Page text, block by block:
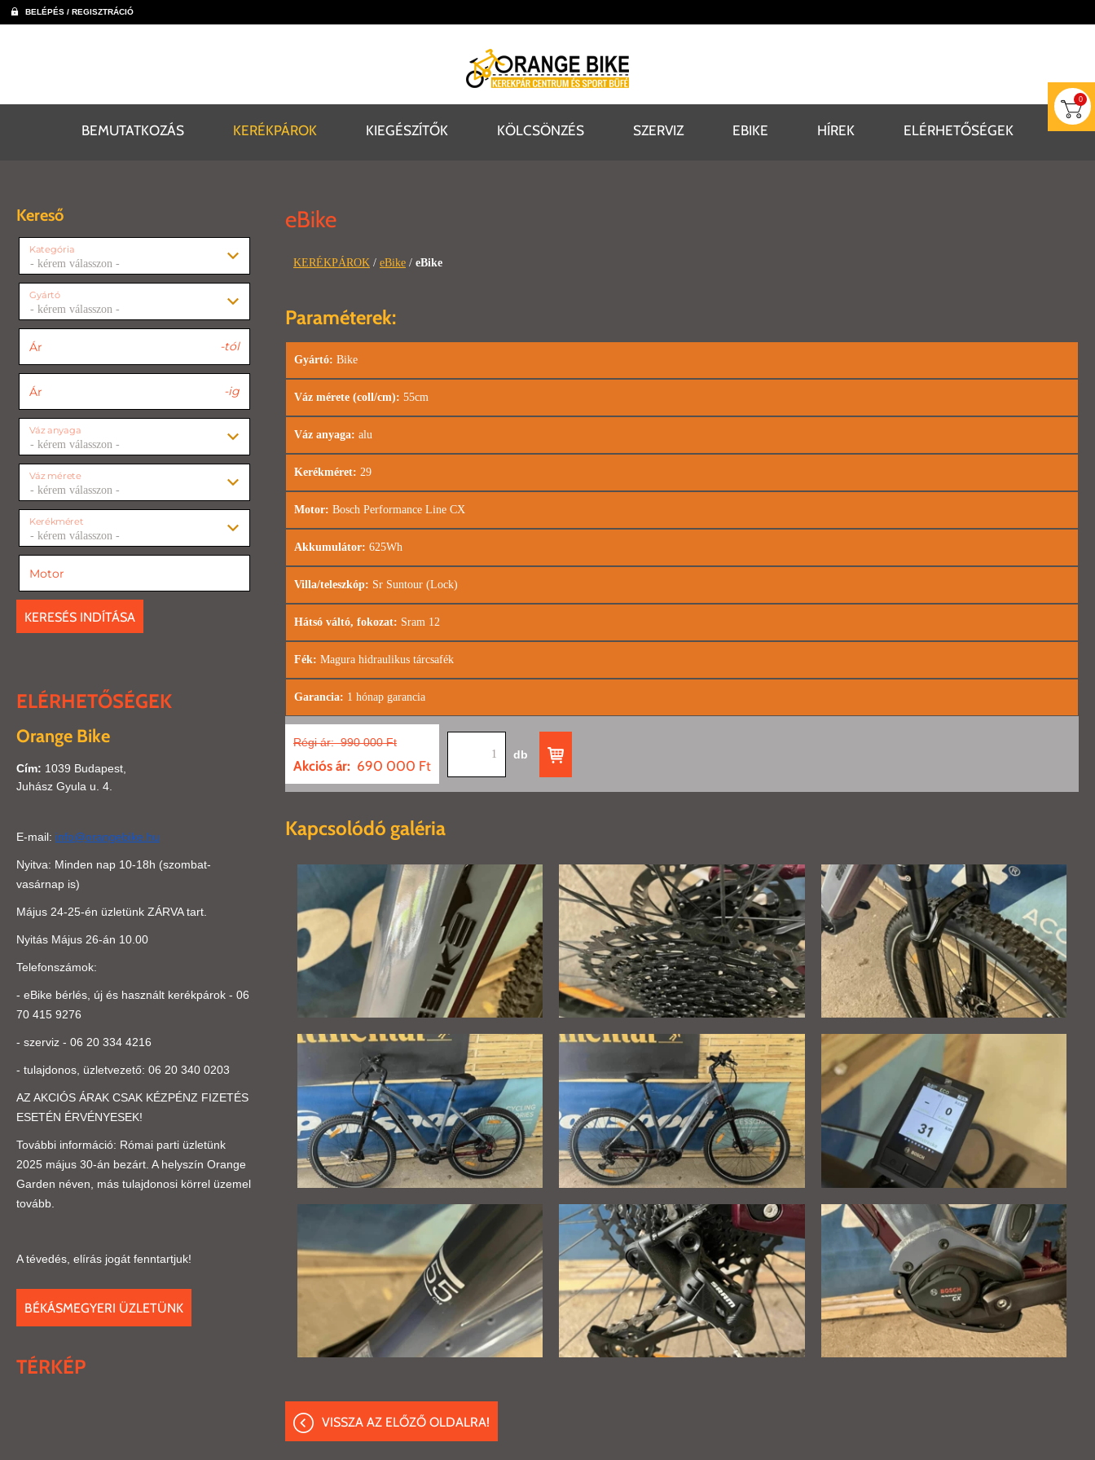
BELÉPÉS / REGISZTRÁCIÓ
0
BEMUTATKOZÁS KERÉKPÁROK KIEGÉSZÍTŐK KÖLCSÖNZÉS SZERVIZ EBIKE HÍREK ELÉRHETŐSÉGEK
Kereső
Kategória
- kérem válasszon -
Gyártó
- kérem válasszon -
Ár -tól
Ár -ig
Váz anyaga
- kérem válasszon -
Váz mérete
- kérem válasszon -
Kerékméret
- kérem válasszon -
Motor
KERESÉS INDÍTÁSA
ELÉRHETŐSÉGEK
Orange Bike
Cím: 1039 Budapest,
Juhász Gyula u. 4.
E-mail: info@orangebike.hu
Nyitva: Minden nap 10-18h (szombat-
vasárnap is)
Május 24-25-én üzletünk ZÁRVA tart.
Nyitás Május 26-án 10.00
Telefonszámok:
- eBike bérlés, új és használt kerékpárok - 06
70 415 9276
- szerviz - 06 20 334 4216
- tulajdonos, üzletvezető: 06 20 340 0203
AZ AKCIÓS ÁRAK CSAK KÉZPÉNZ FIZETÉS
ESETÉN ÉRVÉNYESEK!
További információ: Római parti üzletünk
2025 május 30-án bezárt. A helyszín Orange
Garden néven, más tulajdonosi körrel üzemel
tovább.
A tévedés, elírás jogát fenntartjuk!
BÉKÁSMEGYERI ÜZLETÜNK
TÉRKÉP
eBike
KERÉKPÁROK / eBike / eBike
Régi ár:990 000 Ft
Akciós ár: 690 000 Ft
db
Paraméterek:
Gyártó: Bike
Váz mérete (coll/cm): 55cm
Váz anyaga: alu
Kerékméret: 29
Motor: Bosch Performance Line CX
Akkumulátor: 625Wh
Villa/teleszkóp: Sr Suntour (Lock)
Hátsó váltó, fokozat: Sram 12
Fék: Magura hidraulikus tárcsafék
Garancia: 1 hónap garancia
Kapcsolódó galéria
VISSZA AZ ELŐZŐ OLDALRA!